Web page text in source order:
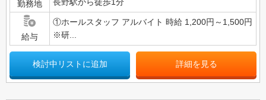
勤務地
給与
①ホールスタッフ アルバイト 時給 1,200円～1,500円
※研...
検討中リストに追加 詳細を見る